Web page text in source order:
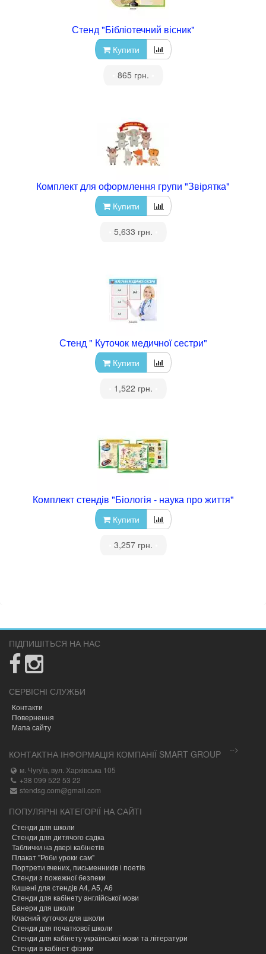
Стенд "Бібліотечний вісник"
Купити
865 грн.
Комплект для оформлення групи "Звірятка"
Купити
5,633 грн.
Стенд " Куточок медичної сестри"
Купити
1,522 грн.
Комплект стендів "Біологія - наука про життя"
Купити
3,257 грн.
ПІДПИШІТЬСЯ НА НАС
СЕРВІСНІ СЛУЖБИ
Контакти
Повернення
Мапа сайту
-->
КОНТАКТНА ІНФОРМАЦІЯ КОМПАНІЇ SMART GROUP
м. Чугуїв, вул. Харківська 105
+38 099 522 53 22
stendsg.com@gmail.com
ПОПУЛЯРНІ КАТЕГОРІЇ НА САЙТІ
Стенди для школи
Стенди для дитячого садка
Таблички на двері кабінетів
Плакат "Роби уроки сам"
Портрети вчених, письменників і поетів
Стенди з пожежної безпеки
Кишені для стендів А4, А5, А6
Стенди для кабінету англійської мови
Банери для школи
Класний куточок для школи
Стенди для початкової школи
Стенди для кабінету української мови та літератури
Стенди в кабінет фізики